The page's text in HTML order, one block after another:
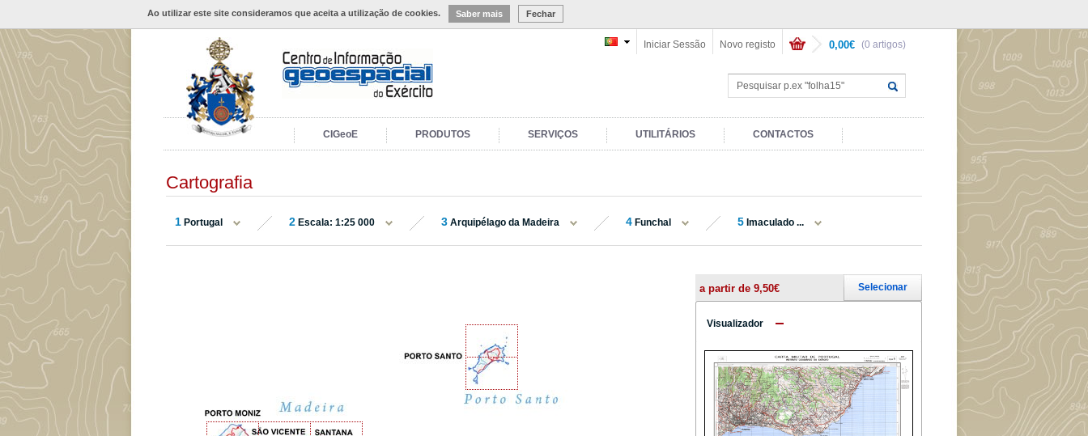
Ao utilizar este site consideramos que aceita a utilização de cookies. Saber mais Fechar
(0 artigos)
0,00€
Novo registo
Iniciar Sessão
CIGeoE PRODUTOS SERVIÇOS UTILITÁRIOS CONTACTOS
Cartografia
1 Portugal 2 Escala: 1:25 000 3 Arquipélago da Madeira 4 Funchal 5 Imaculado ...
a partir de 9,50€ Selecionar
Visualizador